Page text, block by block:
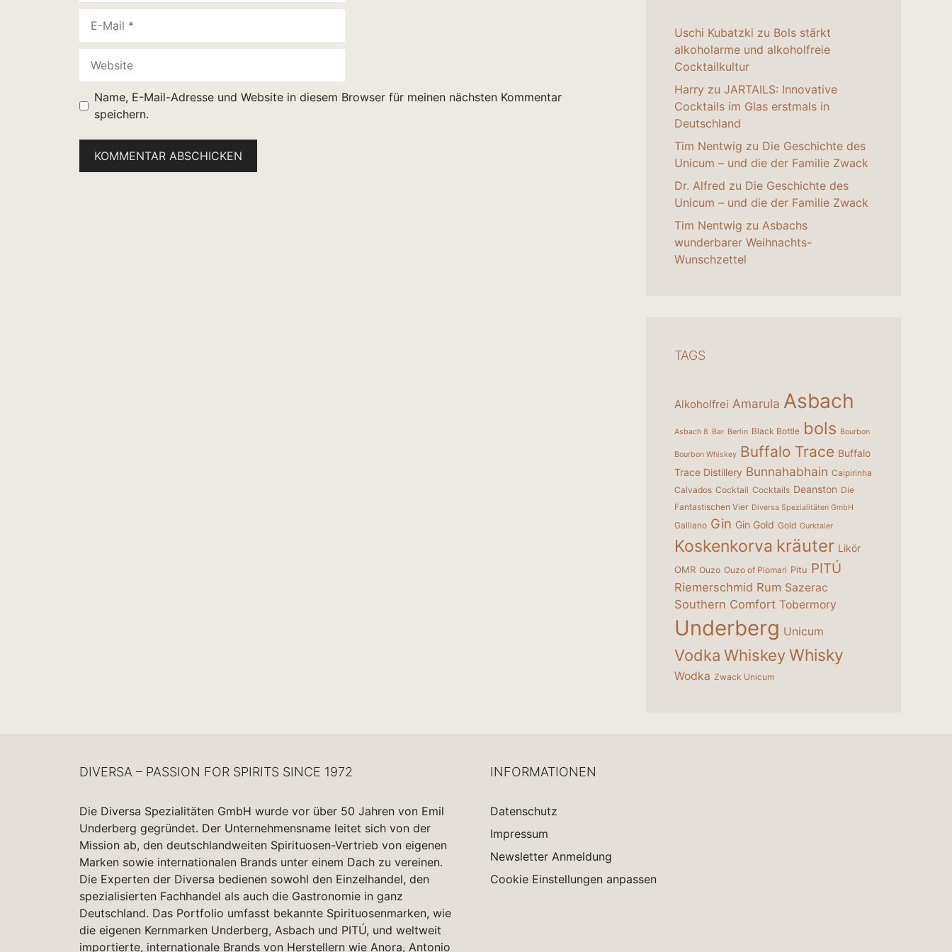
Mail
Name, E-Mail-Adresse und Website in diesem Browser für meinen nächsten Kommentar
speichern.
Uschi Kubatzki zu Bols stärkt
alkoholarme und alkoholfreie
Cocktailkultur
Harry zu JARTAILS: Innovative
Cocktails im Glas erstmals in
Deutschland
Tim Nentwig zu Die Geschichte des
Unicum – und die der Familie Zwack
Dr. Alfred zu Die Geschichte des
Unicum – und die der Familie Zwack
Tim Nentwig zu Asbachs
wunderbarer Weihnachts-
Wunschzettel
TAGS
Alkoholfrei Amarula Asbach
Asbach 8 Bar Berlin Black Bottle bols Bourbon
Bourbon Whiskey Buffalo Trace Buffalo
Trace Distillery Bunnahabhain Caipirinha
Calvados Cocktail Cocktails Deanston Die
Fantastischen Vier Diversa Spezialitäten GmbH
Galliano Gin Gin Gold Gold Gurktaler
Koskenkorva kräuter Likör
OMR Ouzo Ouzo of Plomari Pitu PITÚ
Riemerschmid Rum Sazerac
Southern Comfort Tobermory
Underberg Unicum
Vodka WhiskeyWhisky
Wodka Zwack Unicum
DIVERSA – PASSION FOR SPIRITS SINCE 1972
Die Diversa Spezialitäten GmbH wurde vor über 50 Jahren von Emil
Underberg gegründet. Der Unternehmensname leitet sich von der
Mission ab, den deutschlandweiten Spirituosen-Vertrieb von eigenen
Marken sowie internationalen Brands unter einem Dach zu vereinen.
Die Experten der Diversa bedienen sowohl den Einzelhandel, den
spezialisierten Fachhandel als auch die Gastronomie in ganz
Deutschland. Das Portfolio umfasst bekannte Spirituosenmarken, wie
die eigenen Kernmarken Underberg, Asbach und PITÚ, und weltweit
importierte, internationale Brands von Herstellern wie Anora, Antonio
INFORMATIONEN
Datenschutz
Impressum
Newsletter Anmeldung
Cookie Einstellungen anpassen